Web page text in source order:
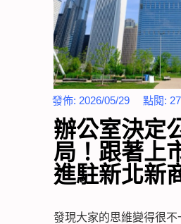
發佈: 2026/05/29 點閱:
辦公室決定
局！跟著上
進駐新北新
發現大家的思維變得很